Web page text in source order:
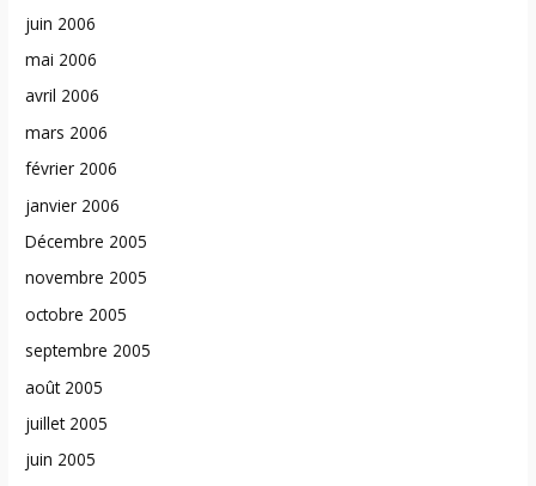
juin 2006
mai 2006
avril 2006
mars 2006
février 2006
janvier 2006
Décembre 2005
novembre 2005
octobre 2005
septembre 2005
août 2005
juillet 2005
juin 2005